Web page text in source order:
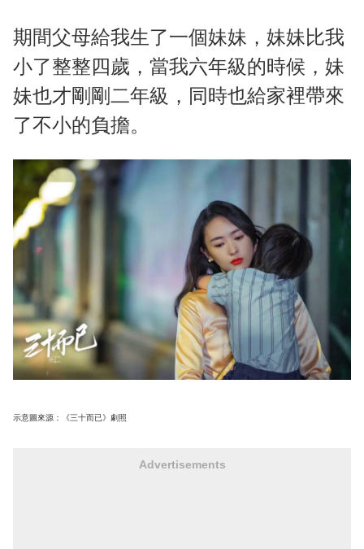
期間父母給我生了一個妹妹，妹妹比我
小了整整四歲，當我六年級的時候，妹
妹也才剛剛二年級，同時也給家裡帶來
了不小的負擔。
示意圖來源：《三十而已》劇照
Advertisements